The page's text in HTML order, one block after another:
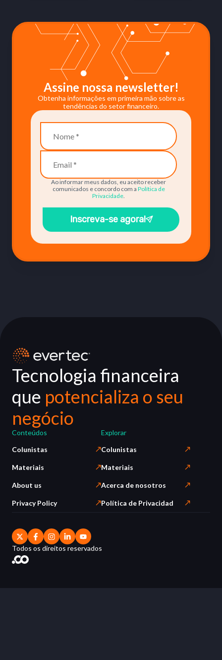
Assine nossa newsletter!
Obtenha informações em primeira mão sobre as
tendências do setor financeiro.
Ao informar meus dados, eu aceito receber
comunicados e concordo com a Política de
Privacidade.
Inscreva-se agora!
Tecnologia financeira
que potencializa o seu
negócio
Conteúdos
Colunistas
Materiais
About us
Privacy Policy
Explorar
Colunistas
Materiais
Acerca de nosotros
Política de Privacidad
Todos os direitos reservados